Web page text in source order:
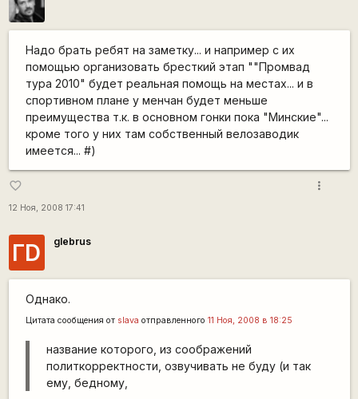
Надо брать ребят на заметку... и например с их
помощью организовать бресткий этап ""Промвад
тура 2010" будет реальная помощь на местах... и в
спортивном плане у менчан будет меньше
преимущества т.к. в основном гонки пока "Минские"...
кроме того у них там собственный велозаводик
имеется... #)
favorite_border
12 Ноя, 2008 17:41
more_vert
ГD glebrus
Однако.
Цитата сообщения от slava отправленного 11 Ноя, 2008 в 18:25
название которого, из соображений
политкорректности, озвучивать не буду (и так
ему, бедному,